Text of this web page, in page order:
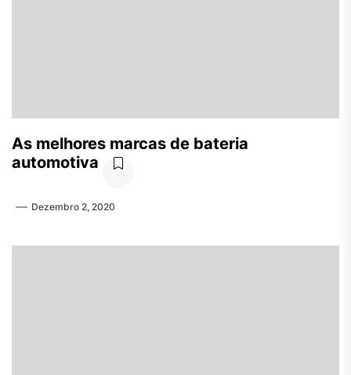
As melhores marcas de bateria
automotiva
Dezembro 2, 2020